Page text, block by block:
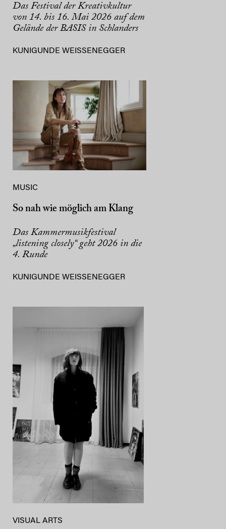
Das Festival der Kreativkultur
von 14. bis 16. Mai 2026 auf dem
Gelände der BASIS in Schlanders
KUNIGUNDE WEISSENEGGER
MUSIC
So nah wie möglich am Klang
Das Kammermusikfestival
„listening closely“ geht 2026 in die
4. Runde
KUNIGUNDE WEISSENEGGER
VISUAL ARTS